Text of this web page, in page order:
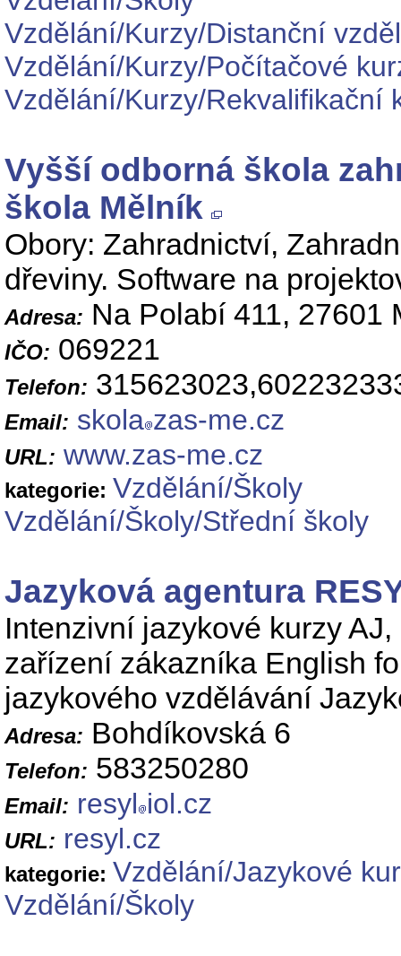
Vzdělání/Kurzy/Distanční
Vzdělání/Kurzy/Počítačové
Vzdělání/Kurzy/Rekvalifikační
Vyšší odborná škola
škola Mělník
Obory: Zahradnictví,
dřeviny. Software na
Adresa: Na Polabí 411, 27601
IČO: 069221
Telefon:
Email: skola zas-me.cz
URL: www.zas-me.cz
kategorie: Vzdělání/Školy
Vzdělání/Školy/Střední školy
Jazyková agentura
Intenzivní jazykové kurzy
zařízení zákazníka English
jazykového vzdělávání
Adresa: Bohdíkovská 6
Telefon: 583250280
Email: resyl iol.cz
URL: resyl.cz
kategorie: Vzdělání/Jazykové
Vzdělání/Školy